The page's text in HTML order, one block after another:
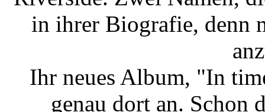
in ihrer Biografie, denn
Ihr neues Album, "In
genau dort an. Schon